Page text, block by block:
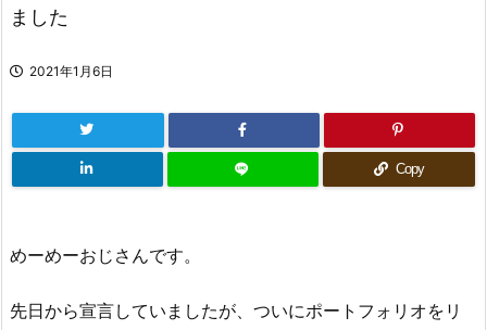
ました
2021年1月6日
Copy
めーめーおじさんです。
先日から宣言していましたが、ついにポートフォリオをリ